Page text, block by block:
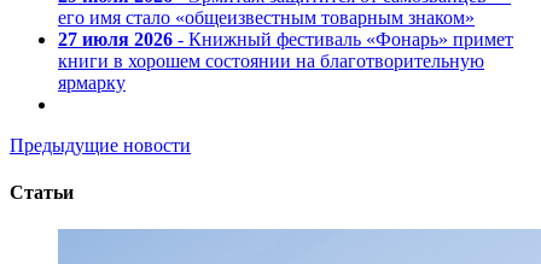
его имя стало «общеизвестным товарным знаком»
27 июля 2026 - Книжный фестиваль «Фонарь» примет
книги в хорошем состоянии на благотворительную
ярмарку
Предыдущие новости
Статьи